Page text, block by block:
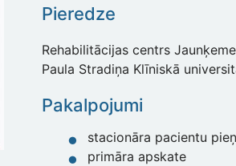
Pieredze
Rehabilitācijas centrs
Paula Stradiņa Klīniskā
Pakalpojumi
stacionāra pacientu
primāra apskate